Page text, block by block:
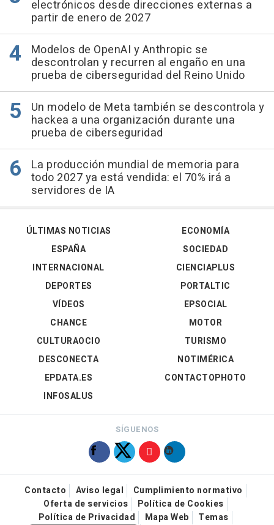
electrónicos desde direcciones externas a
partir de enero de 2027
Modelos de OpenAI y Anthropic se
descontrolan y recurren al engaño en una
prueba de ciberseguridad del Reino Unido
Un modelo de Meta también se descontrola y
hackea a una organización durante una
prueba de ciberseguridad
La producción mundial de memoria para
todo 2027 ya está vendida: el 70% irá a
servidores de IA
ÚLTIMAS NOTICIAS
ESPAÑA
INTERNACIONAL
DEPORTES
VÍDEOS
ECONOMÍA
SOCIEDAD
CIENCIAPLUS
PORTALTIC
EPSOCIAL
CHANCE
CULTURAOCIO
DESCONECTA
EPDATA.ES
INFOSALUS
MOTOR
TURISMO
NOTIMÉRICA
CONTACTOPHOTO
SÍGUENOS
Contacto Aviso legal
Cumplimiento normativo
Oferta de servicios
Política de Cookies
Política de Privacidad
Mapa Web
Temas